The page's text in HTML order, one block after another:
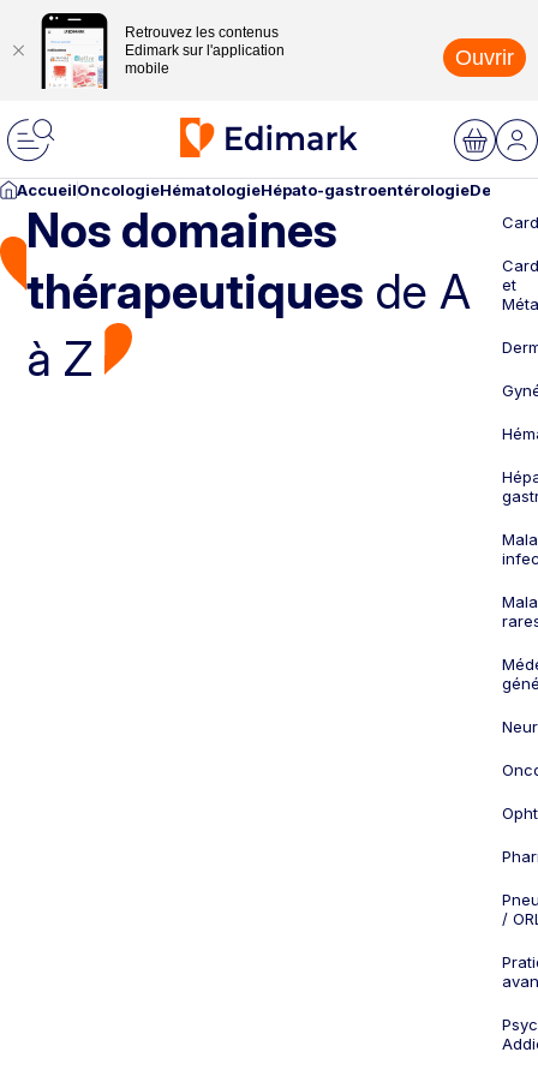
Retrouvez les contenus
Edimark sur l'application
mobile
Ouvrir
AccueilOncologieHématologieHépato-gastroentérologie
Nos domaines
thérapeutiques de A
à Z
et
/